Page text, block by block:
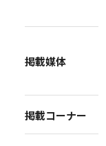
掲載媒体
掲載コーナー